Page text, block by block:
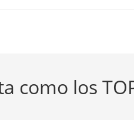
como los